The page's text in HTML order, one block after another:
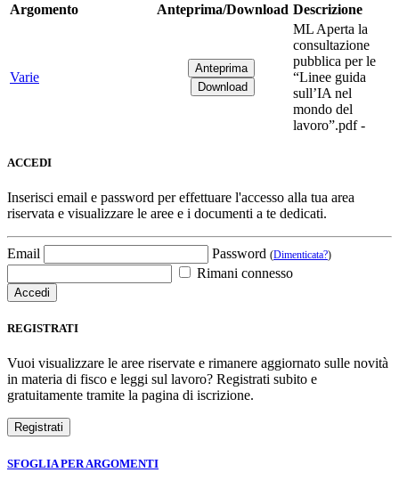
Argomento Anteprima/Download Descrizione
Varie
ML Aperta la
consultazione
pubblica per le
“Linee guida
sull’IA nel
mondo del
lavoro”.pdf -
ACCEDI
Inserisci email e password per effettuare l'accesso alla tua area
riservata e visualizzare le aree e i documenti a te dedicati.
Email Password (Dimenticata?)
Rimani connesso
REGISTRATI
Vuoi visualizzare le aree riservate e rimanere aggiornato sulle novità
in materia di fisco e leggi sul lavoro? Registrati subito e
gratuitamente tramite la pagina di iscrizione.
SFOGLIA PER ARGOMENTI